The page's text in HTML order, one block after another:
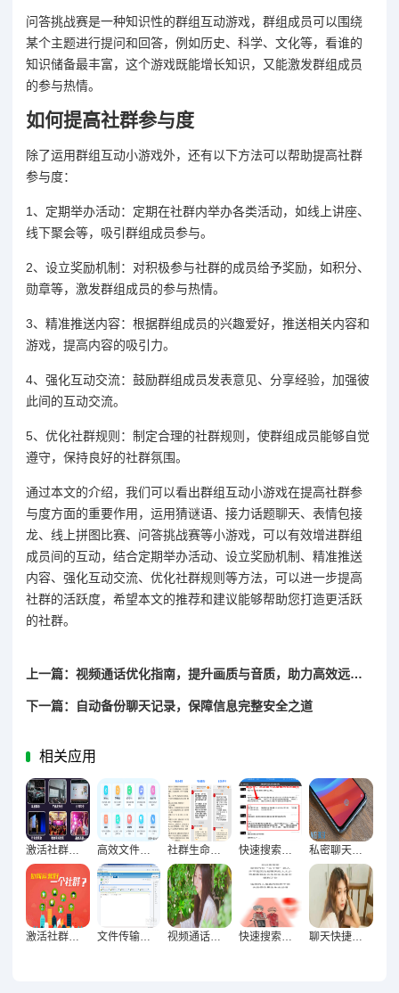
问答挑战赛是一种知识性的群组互动游戏，群组成员可以围绕
某个主题进行提问和回答，例如历史、科学、文化等，看谁的
知识储备最丰富，这个游戏既能增长知识，又能激发群组成员
的参与热情。
如何提高社群参与度
除了运用群组互动小游戏外，还有以下方法可以帮助提高社群
参与度：
1、定期举办活动：定期在社群内举办各类活动，如线上讲座、
线下聚会等，吸引群组成员参与。
2、设立奖励机制：对积极参与社群的成员给予奖励，如积分、
勋章等，激发群组成员的参与热情。
3、精准推送内容：根据群组成员的兴趣爱好，推送相关内容和
游戏，提高内容的吸引力。
4、强化互动交流：鼓励群组成员发表意见、分享经验，加强彼
此间的互动交流。
5、优化社群规则：制定合理的社群规则，使群组成员能够自觉
遵守，保持良好的社群氛围。
通过本文的介绍，我们可以看出群组互动小游戏在提高社群参
与度方面的重要作用，运用猜谜语、接力话题聊天、表情包接
龙、线上拼图比赛、问答挑战赛等小游戏，可以有效增进群组
成员间的互动，结合定期举办活动、设立奖励机制、精准推送
内容、强化互动交流、优化社群规则等方法，可以进一步提高
社群的活跃度，希望本文的推荐和建议能够帮助您打造更活跃
的社群。
上一篇：视频通话优化指南，提升画质与音质，助力高效远程沟通
下一篇：自动备份聊天记录，保障信息完整安全之道
相关应用
激活社群氛围必备，13个创意互动小游戏全解析 高效文件整理实战，快速便捷查找资料优化指南 社群生命力激活术，群组互动策略与成员参与感提升实践指南 快速搜索聊天记录，轻松定位重要信息的终极技巧指南 私密聊天终极防护，隐藏加密技巧构建信息安全屏障指南
激活社群生命力，群组互动策略与成员参与积极性提升实践 文件传输加速终极指南，资料分享高效无阻的技巧解析 视频通话高清秘籍，12招让远程沟通如临其境 快速搜索聊天内容，五大核心方法让信息获取轻松高效 聊天快捷操作全掌握，高效沟通终极指南